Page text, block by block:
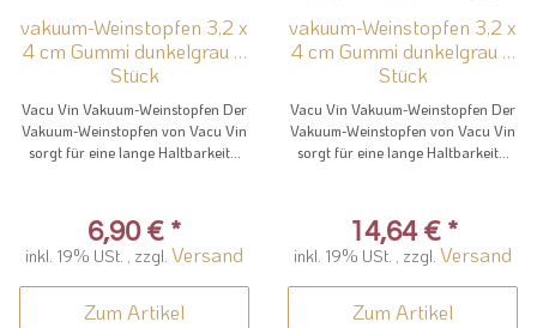
vakuum-Weinstopfen 3,2 x
4 cm Gummi dunkelgrau 2
Stück
Vacu Vin Vakuum-Weinstopfen Der
Vakuum-Weinstopfen von Vacu Vin
sorgt für eine lange Haltbarkeit...
6,90 € *
inkl. 19% USt. , zzgl. Versand
Zum Artikel
vakuum-Weinstopfen 3,2 x
4 cm Gummi dunkelgrau 6
Stück
Vacu Vin Vakuum-Weinstopfen Der
Vakuum-Weinstopfen von Vacu Vin
sorgt für eine lange Haltbarkeit...
14,64 € *
inkl. 19% USt. , zzgl. Versand
Zum Artikel